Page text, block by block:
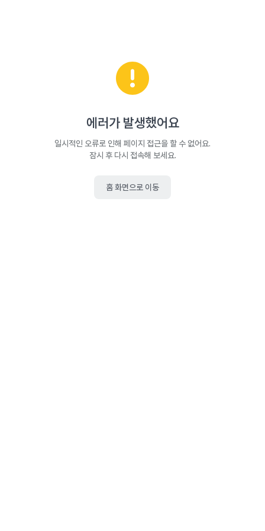
에러가 발생했어요
일시적인 오류로 인해 페이지 접근을 할 수 없어요.
잠시 후 다시 접속해 보세요.
홈 화면으로 이동